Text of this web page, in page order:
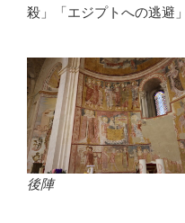
殺」「エジプトへの逃避
後陣